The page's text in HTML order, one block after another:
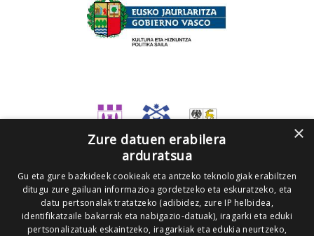
×
Zure datuen erabilera
arduratsua
Gu eta gure bazkideek cookieak eta antzeko teknologiak erabiltzen
ditugu zure gailuan informazioa gordetzeko eta eskuratzeko, eta
datu pertsonalak tratatzeko (adibidez, zure IP helbidea,
identifikatzaile bakarrak eta nabigazio-datuak), iragarki eta eduki
pertsonalizatuak eskaintzeko, iragarkiak eta edukia neurtzeko,